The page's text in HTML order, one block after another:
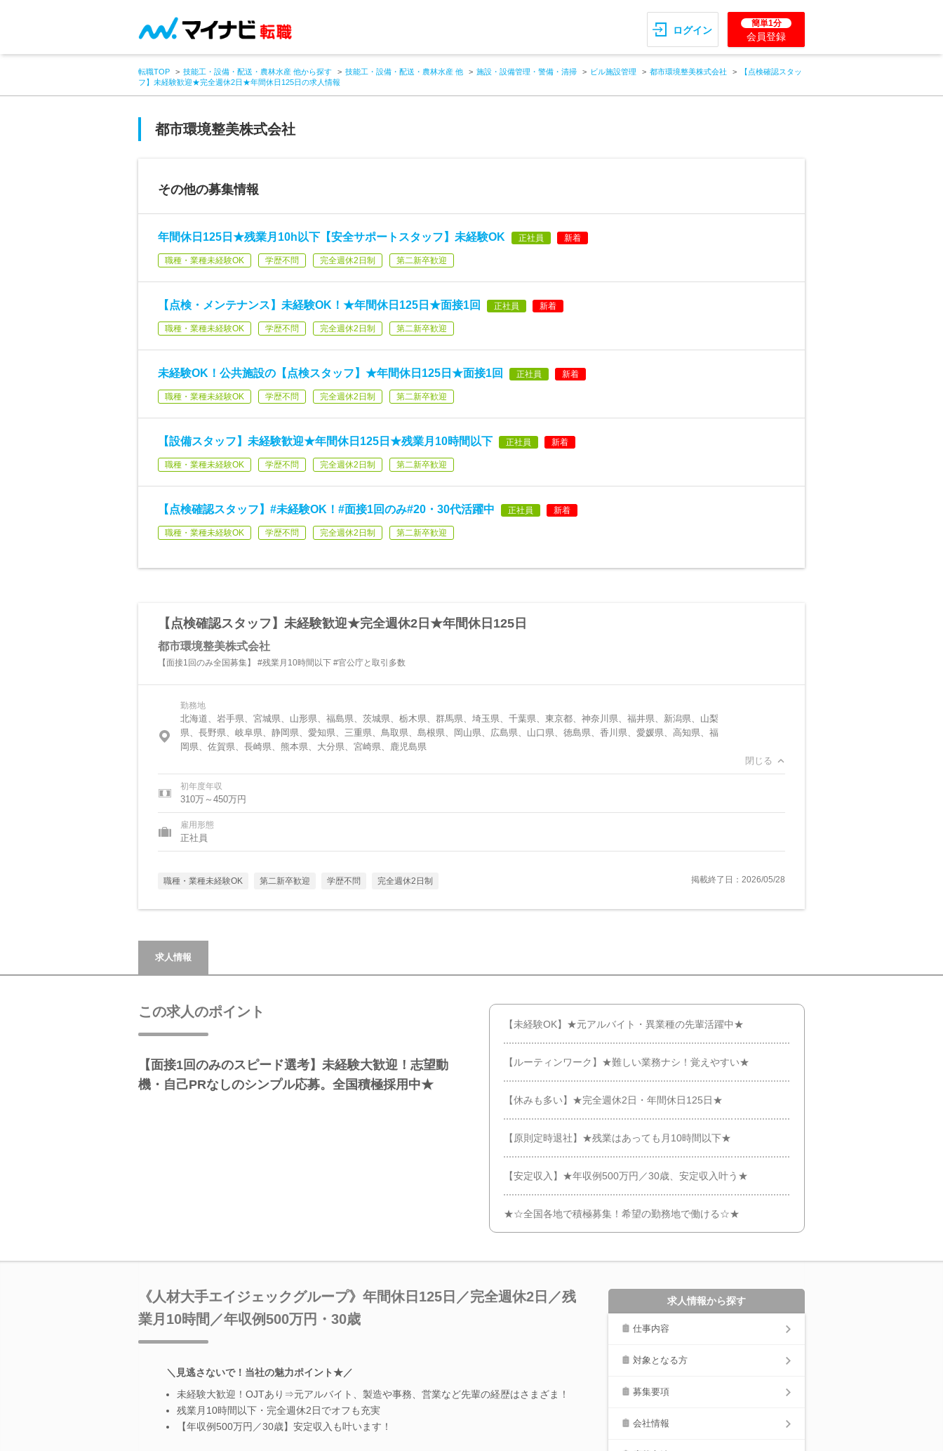
ログイン
簡単1分
会員登録
転職TOP 技能工・設備・配送・農林水産 他から探す 技能工・設備・配送・農林水産 他 施設・設備管理・警備・清掃 ビル施設管理 都市環境整美株式会社
【点検確認スタッ
フ】未経験歓迎★完全週休2日★年間休日125日の求人情報
都市環境整美株式会社
その他の募集情報
年間休日125日★残業月10h以下【安全サポートスタッフ】未経験OK 正社員 新着
職種・業種未経験OK 学歴不問 完全週休2日制 第二新卒歓迎
【点検・メンテナンス】未経験OK！★年間休日125日★面接1回 正社員 新着
職種・業種未経験OK 学歴不問 完全週休2日制 第二新卒歓迎
未経験OK！公共施設の【点検スタッフ】★年間休日125日★面接1回 正社員 新着
職種・業種未経験OK 学歴不問 完全週休2日制 第二新卒歓迎
【設備スタッフ】未経験歓迎★年間休日125日★残業月10時間以下 正社員 新着
職種・業種未経験OK 学歴不問 完全週休2日制 第二新卒歓迎
【点検確認スタッフ】#未経験OK！#面接1回のみ#20・30代活躍中 正社員 新着
職種・業種未経験OK 学歴不問 完全週休2日制 第二新卒歓迎
【点検確認スタッフ】未経験歓迎★完全週休2日★年間休日125日
都市環境整美株式会社
【面接1回のみ全国募集】 #残業月10時間以下 #官公庁と取引多数
勤務地
北海道、岩手県、宮城県、山形県、福島県、茨城県、栃木県、群馬県、埼玉県、千葉県、東京都、神奈川県、福井県、新潟県、山梨
県、長野県、岐阜県、静岡県、愛知県、三重県、鳥取県、島根県、岡山県、広島県、山口県、徳島県、香川県、愛媛県、高知県、福
岡県、佐賀県、長崎県、熊本県、大分県、宮崎県、鹿児島県
閉じる
初年度年収
310万～450万円
雇用形態
正社員
職種・業種未経験OK 第二新卒歓迎 学歴不問 完全週休2日制 掲載終了日：2026/05/28
求人情報
この求人のポイント
【面接1回のみのスピード選考】未経験大歓迎！志望動
機・自己PRなしのシンプル応募。全国積極採用中★
【未経験OK】★元アルバイト・異業種の先輩活躍中★
【ルーティンワーク】★難しい業務ナシ！覚えやすい★
【休みも多い】★完全週休2日・年間休日125日★
【原則定時退社】★残業はあっても月10時間以下★
【安定収入】★年収例500万円／30歳、安定収入叶う★
★☆全国各地で積極募集！希望の勤務地で働ける☆★
《人材大手エイジェックグループ》年間休日125日／完全週休2日／残
業月10時間／年収例500万円・30歳
＼見逃さないで！当社の魅力ポイント★／
未経験大歓迎！OJTあり⇒元アルバイト、製造や事務、営業など先輩の経歴はさまざま！
残業月10時間以下・完全週休2日でオフも充実
【年収例500万円／30歳】安定収入も叶います！
求人情報から探す
仕事内容
対象となる方
募集要項
会社情報